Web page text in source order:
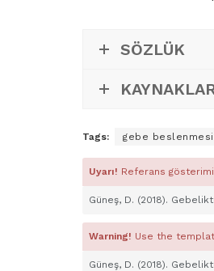
SÖZLÜK
Tags: gebe beslenmesi
Uyarı! Referans gösterimi
Güneş, D. (2018).
Warning! Use the
Güneş, D. (2018).